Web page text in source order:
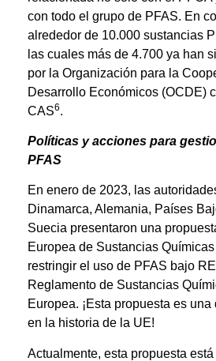
con todo el grupo de PFAS. En
alrededor de 10.000 sustancias
las cuales más de 4.700 ya han
por la Organización para la
Desarrollo Económicos (OCDE)
CAS6.
Políticas y acciones para
PFAS
En enero de 2023, las
Dinamarca, Alemania, Países
Suecia presentaron una
Europea de Sustancias
restringir el uso de PFAS bajo
Reglamento de Sustancias
Europea. ¡Esta propuesta es
en la historia de la UE!
Actualmente, esta propuesta